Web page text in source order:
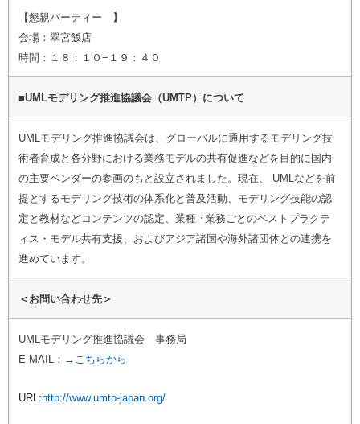
【懇親パーティー 】
会場：翠宮飯店
時間：１８：１０−１９：４０
■UMLモデリング推進協議会（UMTP）について
UMLモデリング推進協議会は、グローバルに通用するモデリング技
術者育成と各分野における業務モデルの共有促進などを目的に国内
の主要ベンダーの参画のもと設立されました。現在、 UMLなどを前
提とするモデリング技術の体系化と普及活動、モデリング技能の認
定と教材などコンテンツの認定、業種 ･業務ごとのベストプラクテ
ィス・モデル共有支援、およびアジア諸国や海外諸団体との連携を
進めています。
＜お問い合わせ先＞
UMLモデリング推進協議会 事務局
E-MAIL： →こちらから
URL:http://www.umtp-japan.org/